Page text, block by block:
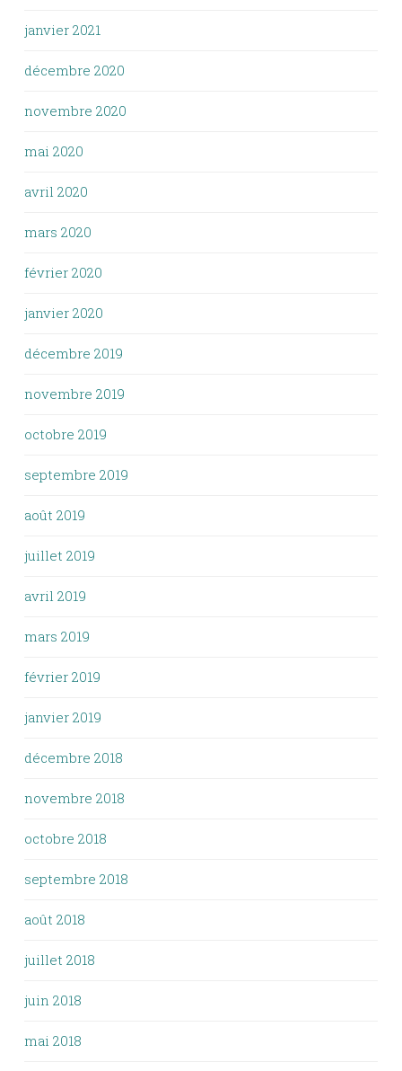
janvier 2021
décembre 2020
novembre 2020
mai 2020
avril 2020
mars 2020
février 2020
janvier 2020
décembre 2019
novembre 2019
octobre 2019
septembre 2019
août 2019
juillet 2019
avril 2019
mars 2019
février 2019
janvier 2019
décembre 2018
novembre 2018
octobre 2018
septembre 2018
août 2018
juillet 2018
juin 2018
mai 2018